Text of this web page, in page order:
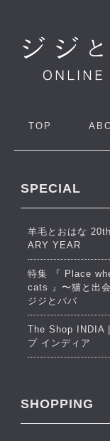
TOP
SPECIAL
羊毛とおはな
ARY YEAR
特集 『 Place
cats 』〜猫と出
ジジとババ
The Shop INDIA
プ インディア
SHOPPING